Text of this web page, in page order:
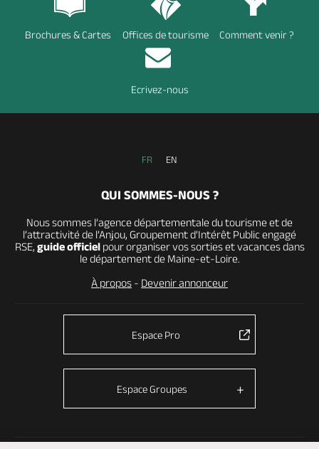
Brochures & Cartes Offices de tourisme Comment venir ?
Ecrivez-nous
FR EN
QUI SOMMES-NOUS ?
Nous sommes l’agence départementale du tourisme et de
l’attractivité de l’Anjou, Groupement d’Intérêt Public engagé
RSE, guide officielpour organiser vos sorties et vacances dans
le département de Maine-et-Loire.
À propos - Devenir annonceur
Espace Pro
Espace Groupes